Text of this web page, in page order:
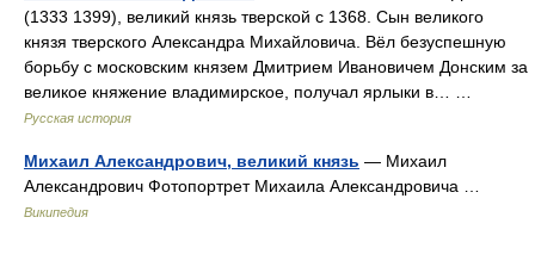
(1333 1399), великий князь тверской с 1368. Сын великого
князя тверского Александра Михайловича. Вёл безуспешную
борьбу с московским князем Дмитрием Ивановичем Донским за
великое княжение владимирское, получал ярлыки в… …
Русская история
Михаил Александрович, великий князь — Михаил
Александрович Фотопортрет Михаила Александровича …
Википедия